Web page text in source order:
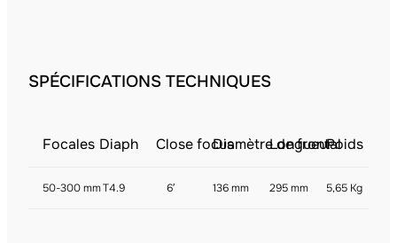
SPÉCIFICATIONS TECHNIQUES
Focales Diaph Close focusDiamètre de frontal
LongueurPoids
50-300 mmT4.9 6′ 136 mm 295 mm 5,65 Kg